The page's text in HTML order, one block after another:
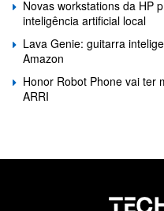
Novas workstations da HP
inteligência artificial local
Lava Genie: guitarra
Amazon
Honor Robot Phone vai ter
ARRI